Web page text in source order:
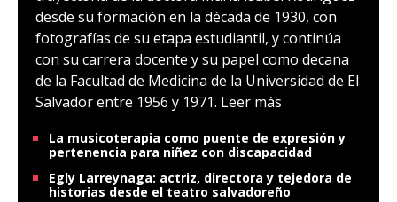
desde su formación en la década de 1930, con
fotografías de su etapa estudiantil, y continúa
con su carrera docente y su papel como decana
de la Facultad de Medicina de la Universidad de El
Salvador entre 1956 y 1971. Leer más
La musicoterapia como puente de expresión y
pertenencia para niñez con discapacidad
Egly Larreynaga: actriz, directora y tejedora de
historias desde el teatro salvadoreño